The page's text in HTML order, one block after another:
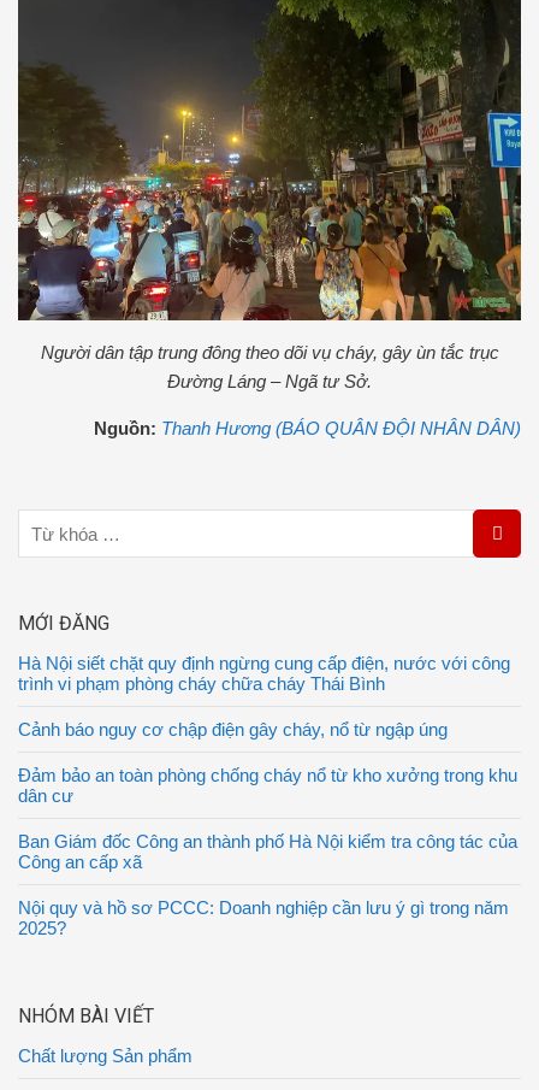
Người dân tập trung đông theo dõi vụ cháy, gây ùn tắc trục
Đường Láng – Ngã tư Sở.
Nguồn: Thanh Hương (BÁO QUÂN ĐỘI NHÂN DÂN)
MỚI ĐĂNG
Hà Nội siết chặt quy định ngừng cung cấp điện, nước với công
trình vi phạm phòng cháy chữa cháy Thái Bình
Cảnh báo nguy cơ chập điện gây cháy, nổ từ ngập úng
Đảm bảo an toàn phòng chống cháy nổ từ kho xưởng trong khu
dân cư
Ban Giám đốc Công an thành phố Hà Nội kiểm tra công tác của
Công an cấp xã
Nội quy và hồ sơ PCCC: Doanh nghiệp cần lưu ý gì trong năm
2025?
NHÓM BÀI VIẾT
Chất lượng Sản phẩm